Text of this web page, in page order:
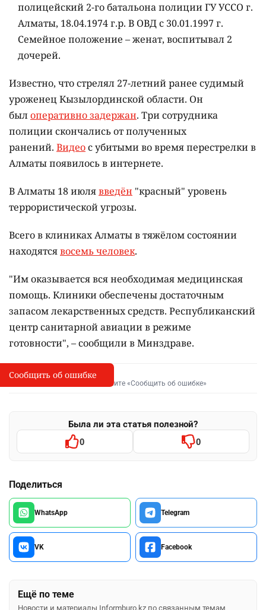
полицейский 2-го батальона полиции ГУ УССО г.
Алматы, 18.04.1974 г.р. В ОВД с 30.01.1997 г.
Семейное положение – женат, воспитывал 2
дочерей.
Известно, что стрелял 27-летний ранее судимый
уроженец Кызылординской области. Он
былоперативно задержан. Три сотрудника
полиции скончались от полученных
ранений. Видеос убитыми во время перестрелки в
Алматы появилось в интернете.
В Алматы 18 июлявведён "красный" уровень
террористической угрозы.
Всего в клиниках Алматы в тяжёлом состоянии
находятсявосемь человек.
"Им оказывается вся необходимая медицинская
помощь. Клиники обеспечены достаточным
запасом лекарственных средств. Республиканский
центр санитарной авиации в режиме
готовности", – сообщили в Минздраве.
I
Сообщить об опечатке
Выделите фрагмент и нажмите «Сообщить об ошибке»
Была ли эта статья полезной?
0 0
Поделиться
WhatsApp Telegram
VK Facebook
Ещё по теме
Новости и материалы Informburo.kz по связанным темам
Сообщить об ошибке